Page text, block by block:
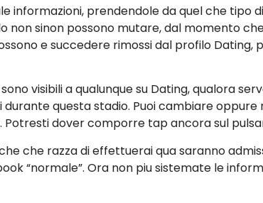
informazioni, prendendole da quel che tipo
sinon possono mutare, dal momento
e succedere rimossi dal profilo Dating,
visibili a qualunque su Dating, qualora
questa stadio. Puoi cambiare
dover comporre tap ancora sul
che razza di effettuerai qua saranno
“normale”. Ora non piu sistemate le